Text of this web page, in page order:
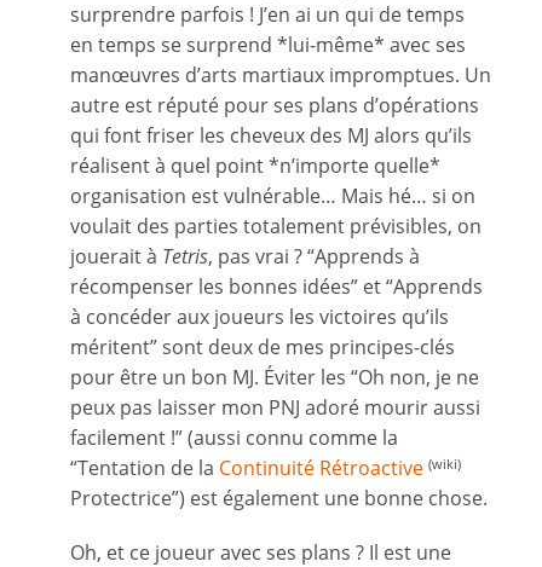
surprendre parfois ! J’en ai un qui de temps
en temps se surprend *lui-même* avec ses
manœuvres d’arts martiaux impromptues. Un
autre est réputé pour ses plans d’opérations
qui font friser les cheveux des MJ alors qu’ils
réalisent à quel point *n’importe quelle*
organisation est vulnérable… Mais hé… si on
voulait des parties totalement prévisibles, on
jouerait à Tetris, pas vrai ? “Apprends à
récompenser les bonnes idées” et “Apprends
à concéder aux joueurs les victoires qu’ils
méritent” sont deux de mes principes-clés
pour être un bon MJ. Éviter les “Oh non, je ne
peux pas laisser mon PNJ adoré mourir aussi
facilement !” (aussi connu comme la
“Tentation de la Continuité Rétroactive (wiki)
Protectrice”) est également une bonne chose.
Oh, et ce joueur avec ses plans ? Il est une